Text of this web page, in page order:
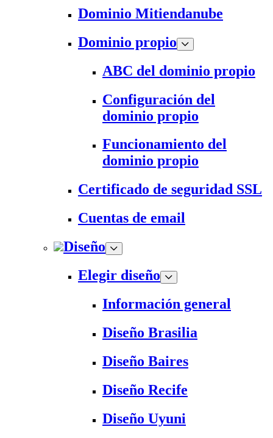
Dominio Mitiendanube
Dominio propio
ABC del dominio propio
Configuración del
dominio propio
Funcionamiento del
dominio propio
Certificado de seguridad SSL
Cuentas de email
Diseño
Elegir diseño
Información general
Diseño Brasilia
Diseño Baires
Diseño Recife
Diseño Uyuni